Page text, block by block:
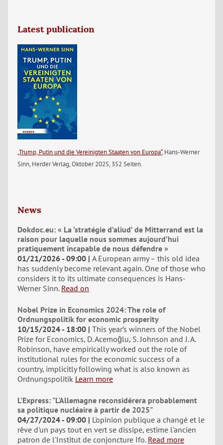
Latest publication
„Trump, Putin und die Vereinigten Staaten von Europa“, Hans-Werner
Sinn, Herder Verlag, Oktober 2025, 352 Seiten.
News
Dokdoc.eu: « La ‘stratégie d’aliud’ de Mitterrand est la
raison pour laquelle nous sommes aujourd’hui
pratiquement incapable de nous défendre »
01/21/2026 - 09:00 A European army – this old idea
has suddenly become relevant again. One of those who
considers it to its ultimate consequences is Hans-
Werner Sinn. Read on
Nobel Prize in Economics 2024: The role of
Ordnungspolitik for economic prosperity
10/15/2024 - 18:00 This year’s winners of the Nobel
Prize for Economics, D. Acemoğlu, S. Johnson and J. A.
Robinson, have empirically worked out the role of
institutional rules for the economic success of a
country, implicitly following what is also known as
Ordnungspolitik Learn more
L'Express: "L'Allemagne reconsidérera probablement
sa politique nucléaire à partir de 2025"
04/27/2024 - 09:00
L'opinion publique a changé et le
rêve d'un pays tout en vert se dissipe, estime l'ancien
patron de l'Institut de conjoncture Ifo. Read more